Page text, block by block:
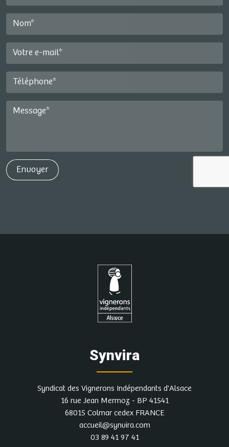
Nom*
Votre e-mail*
Téléphone*
Message*
Synvira
Syndicat des Vignerons Indépendants d'Alsace
16 rue Jean Mermoz - BP 41541
68015 Colmar cedex FRANCE
accueil@synvira.com
03 89 41 97 41